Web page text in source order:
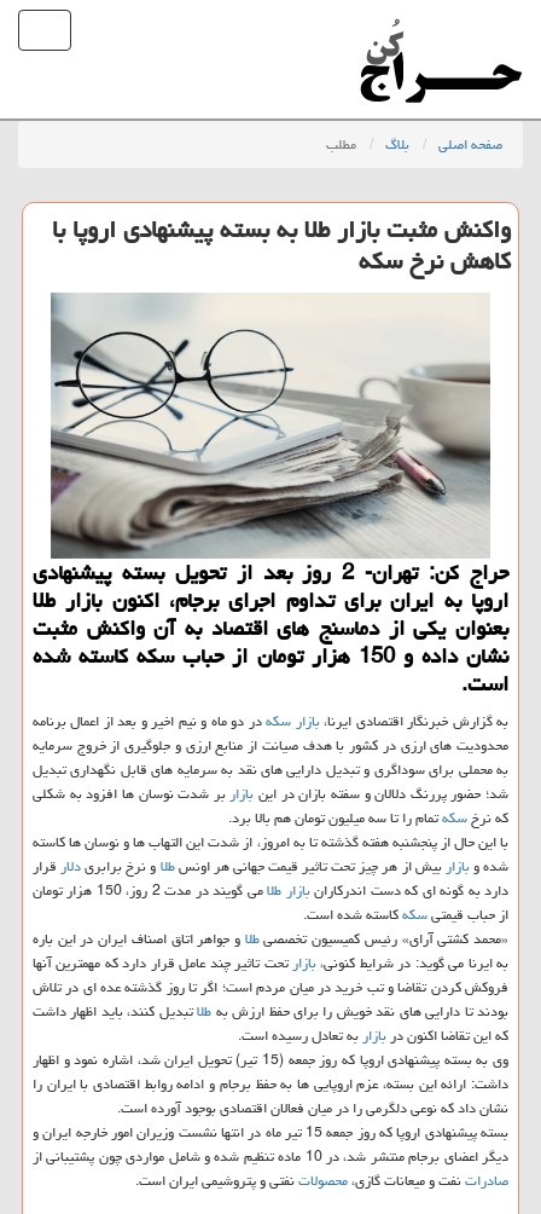
صفحه اصلی بلاگ مطلب
واكنش مثبت بازار طلا به بسته پیشنهادی اروپا با
كاهش نرخ سكه
حراج كن: تهران- 2 روز بعد از تحویل بسته پیشنهادی
اروپا به ایران برای تداوم اجرای برجام، اكنون بازار طلا
بعنوان یكی از دماسنج های اقتصاد به آن واكنش مثبت
نشان داده و 150 هزار تومان از حباب سكه كاسته شده
است.
به گزارش خبرنگار اقتصادی ایرنا،بازارسكهدر دو ماه و نیم اخیر و بعد از اعمال برنامه
محدودیت های ارزی در كشور با هدف صیانت از منابع ارزی و جلوگیری از خروج سرمایه
به محملی برای سوداگری و تبدیل دارایی های نقد به سرمایه های قابل نگهداری تبدیل
شد؛ حضور پررنگ دلالان و سفته بازان در اینبازاربر شدت نوسان ها افزود به شكلی
كه نرخسكهتمام را تا سه میلیون تومان هم بالا برد.
با این حال از پنجشنبه هفته گذشته تا به امروز، از شدت این التهاب ها و نوسان ها كاسته
شده وبازاربیش از هر چیز تحت تاثیر قیمت جهانی هر اونسطلاو نرخ برابریدلارقرار
دارد به گونه ای كه دست اندركارانبازارطلا
می گویند در مدت 2 روز، 150 هزار تومان
از حباب قیمتیسكهكاسته شده است.
«محمد كشتی آرای» رئیس كمیسیون تخصصیطلاو جواهر اتاق اصناف ایران در این باره
به ایرنا می گوید: در شرایط كنونی،بازارتحت تاثیر چند عامل قرار دارد كه مهمترین آنها
فروكش كردن تقاضا و تب خرید در میان مردم است؛ اگر تا روز گذشته عده ای در تلاش
بودند تا دارایی های نقد خویش را برای حفظ ارزش بهطلاتبدیل كنند، باید اظهار داشت
كه این تقاضا اكنون دربازاربه تعادل رسیده است.
وی به بسته پیشنهادی اروپا كه روز جمعه (15 تیر) تحویل ایران شد، اشاره نمود و اظهار
داشت: ارائه این بسته، عزم اروپایی ها به حفظ برجام و ادامه روابط اقتصادی با ایران را
نشان داد كه نوعی دلگرمی را در میان فعالان اقتصادی بوجود آورده است.
بسته پیشنهادی اروپا كه روز جمعه 15 تیر ماه در انتها نشست وزیران امور خارجه ایران و
دیگر اعضای برجام منتشر شد، در 10 ماده تنظیم شده و شامل مواردی چون پشتیبانی از
صادراتنفت و میعانات گازی،محصولاتنفتی و پتروشیمی ایران است.